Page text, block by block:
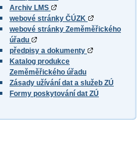
Archiv LMS
webové stránky ČÚZK
webové stránky Zeměměřického
úřadu
předpisy a dokumenty
Katalog produkce
Zeměměřického úřadu
Zásady užívání dat a služeb ZÚ
Formy poskytování dat ZÚ